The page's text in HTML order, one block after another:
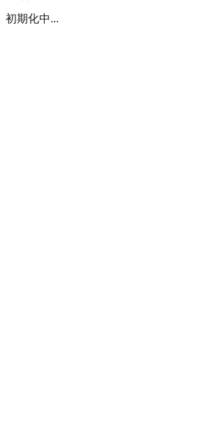
初期化中...